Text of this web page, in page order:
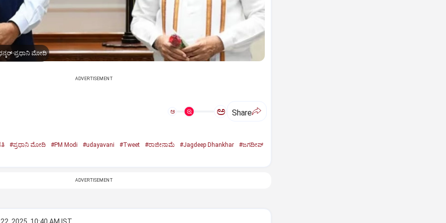
ಪ್ರಧಾನಿ ಮೋದಿ
ADVERTISEMENT
ಅ ಅ Share
#ಪ್ರಧಾನಿ ಮೋದಿ #PM Modi #udayavani #Tweet #ರಾಜೀನಾಮೆ #Jagdeep Dhankhar
#ಜಗದೀಪ್‌
ADVERTISEMENT
2025, 10:40 AM IST